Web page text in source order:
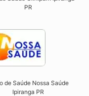
PR​
de Saúde Nossa Saúde
Ipiranga PR​